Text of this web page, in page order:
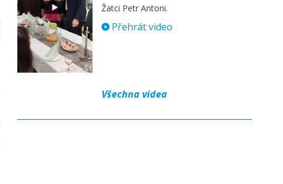
Žatci Petr Antoni.
Přehrát video
Všechna videa